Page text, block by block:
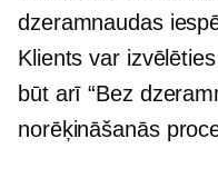
dzeramnaudas
Klients var
būt arī “Bez
norēķināšanās